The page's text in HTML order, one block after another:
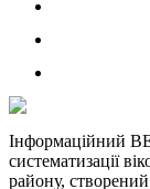
Інформаційний
систематизації
району,